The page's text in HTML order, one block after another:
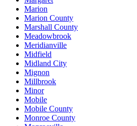
Marion
Marion County
Marshall County
Meadowbrook
Meridianville
Midfield
Midland City
Mignon
Millbrook
Minor
Mobile
Mobile County
Monroe County